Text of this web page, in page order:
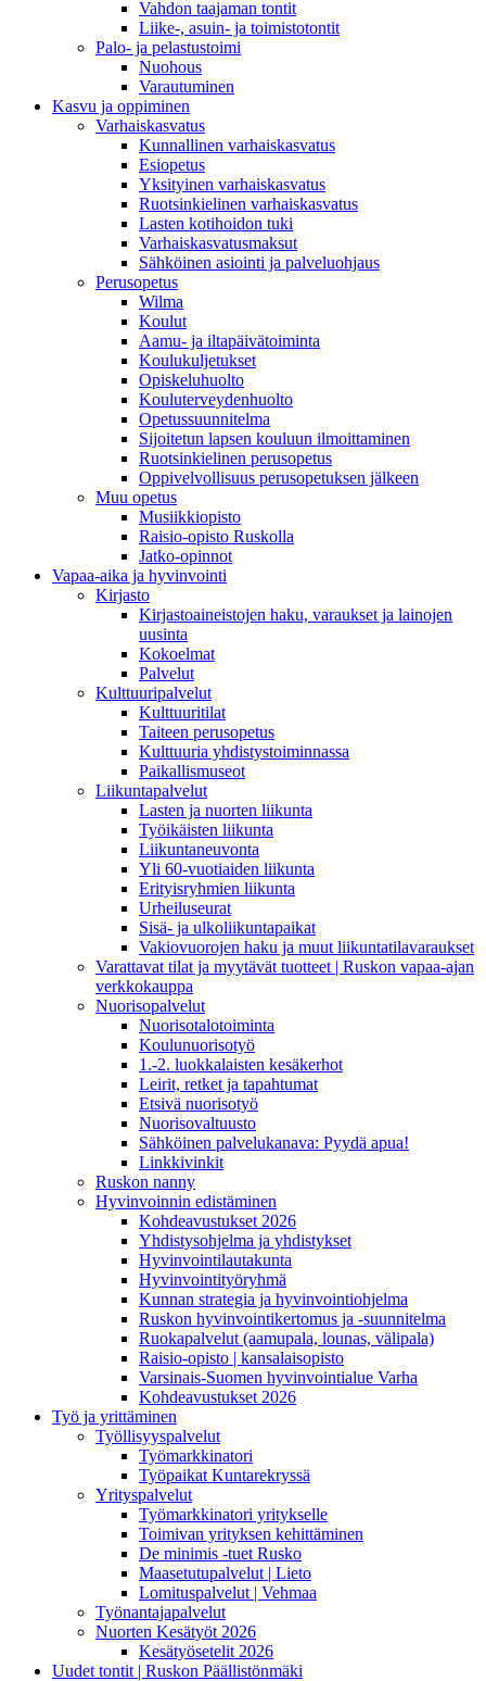
Vahdon taajaman tontit
Liike-, asuin- ja toimistotontit
Palo- ja pelastustoimi
Nuohous
Varautuminen
Kasvu ja oppiminen
Varhaiskasvatus
Kunnallinen varhaiskasvatus
Esiopetus
Yksityinen varhaiskasvatus
Ruotsinkielinen varhaiskasvatus
Lasten kotihoidon tuki
Varhaiskasvatusmaksut
Sähköinen asiointi ja palveluohjaus
Perusopetus
Wilma
Koulut
Aamu- ja iltapäivätoiminta
Koulukuljetukset
Opiskeluhuolto
Kouluterveydenhuolto
Opetussuunnitelma
Sijoitetun lapsen kouluun ilmoittaminen
Ruotsinkielinen perusopetus
Oppivelvollisuus perusopetuksen jälkeen
Muu opetus
Musiikkiopisto
Raisio-opisto Ruskolla
Jatko-opinnot
Vapaa-aika ja hyvinvointi
Kirjasto
Kirjastoaineistojen haku, varaukset ja lainojen
uusinta
Kokoelmat
Palvelut
Kulttuuripalvelut
Kulttuuritilat
Taiteen perusopetus
Kulttuuria yhdistystoiminnassa
Paikallismuseot
Liikuntapalvelut
Lasten ja nuorten liikunta
Työikäisten liikunta
Liikuntaneuvonta
Yli 60-vuotiaiden liikunta
Erityisryhmien liikunta
Urheiluseurat
Sisä- ja ulkoliikuntapaikat
Vakiovuorojen haku ja muut liikuntatilavaraukset
Varattavat tilat ja myytävät tuotteet | Ruskon vapaa-ajan
verkkokauppa
Nuorisopalvelut
Nuorisotalotoiminta
Koulunuorisotyö
1.-2. luokkalaisten kesäkerhot
Leirit, retket ja tapahtumat
Etsivä nuorisotyö
Nuorisovaltuusto
Sähköinen palvelukanava: Pyydä apua!
Linkkivinkit
Ruskon nanny
Hyvinvoinnin edistäminen
Kohdeavustukset 2026
Yhdistysohjelma ja yhdistykset
Hyvinvointilautakunta
Hyvinvointityöryhmä
Kunnan strategia ja hyvinvointiohjelma
Ruskon hyvinvointikertomus ja -suunnitelma
Ruokapalvelut (aamupala, lounas, välipala)
Raisio-opisto | kansalaisopisto
Varsinais-Suomen hyvinvointialue Varha
Kohdeavustukset 2026
Työ ja yrittäminen
Työllisyyspalvelut
Työmarkkinatori
Työpaikat Kuntarekryssä
Yrityspalvelut
Työmarkkinatori yritykselle
Toimivan yrityksen kehittäminen
De minimis -tuet Rusko
Maasetutupalvelut | Lieto
Lomituspalvelut | Vehmaa
Työnantajapalvelut
Nuorten Kesätyöt 2026
Kesätyösetelit 2026
Uudet tontit | Ruskon Päällistönmäki